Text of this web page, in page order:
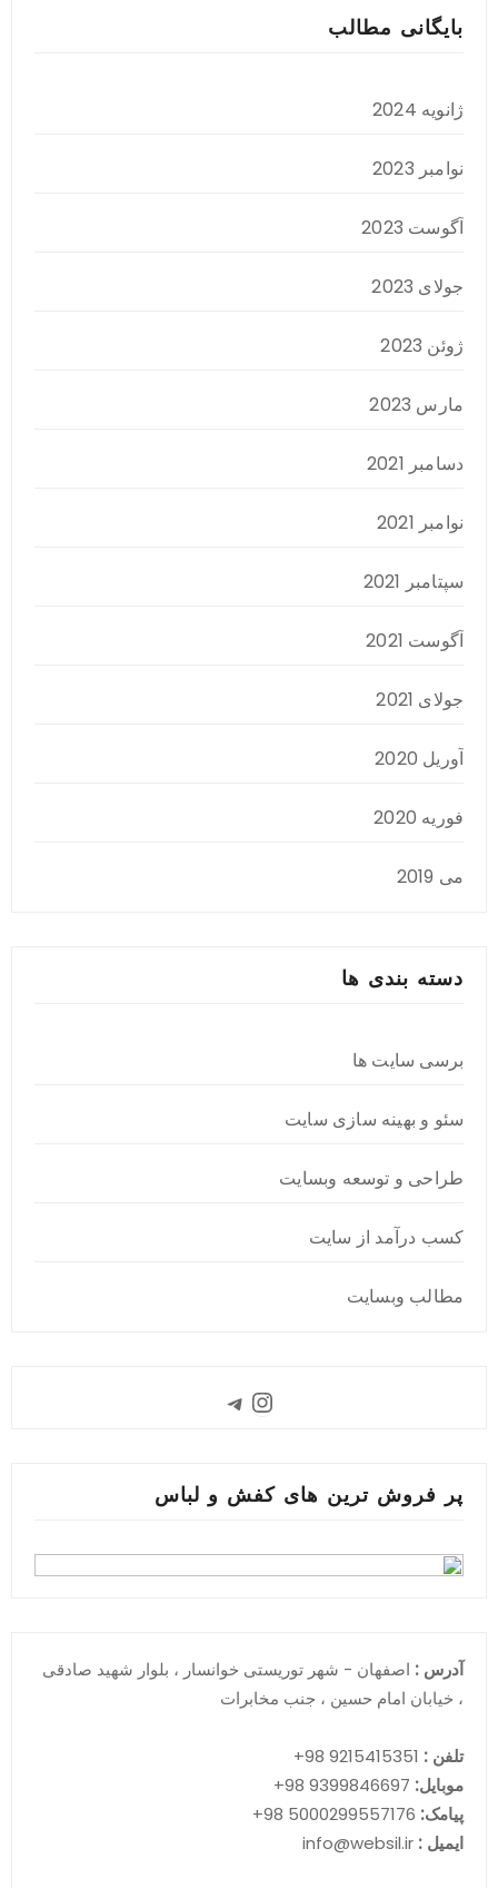
بایگانی مطالب
ژانویه 2024
نوامبر 2023
آگوست 2023
جولای 2023
ژوئن 2023
مارس 2023
دسامبر 2021
نوامبر 2021
سپتامبر 2021
آگوست 2021
جولای 2021
آوریل 2020
فوریه 2020
می 2019
دسته بندی ها
برسی سایت ها
سئو و بهینه سازی سایت
طراحی و توسعه وبسایت
کسب درآمد از سایت
مطالب وبسایت
Instagram
Telegram
پر فروش ترین های کفش و لباس
آدرس : اصفهان - شهر توریستی خوانسار ، بلوار شهید صادقی
، خیابان امام حسین ، جنب مخابرات
تلفن :
موبایل:
پیامک:
ایمیل :